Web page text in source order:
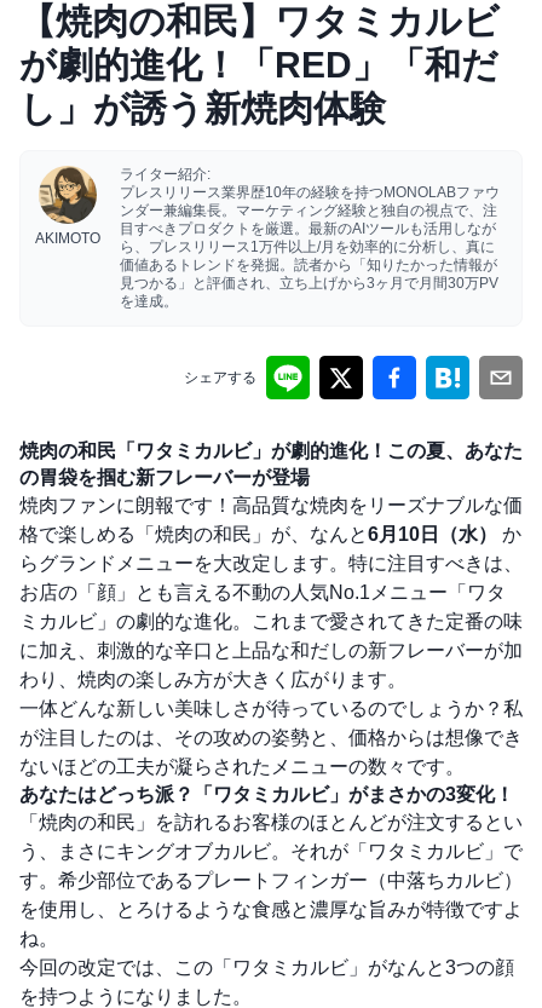
【焼肉の和民】ワタミカルビ
が劇的進化！「RED」「和だ
し」が誘う新焼肉体験
AKIMOTO
ライター紹介:
プレスリリース業界歴10年の経験を持つMONOLABファウ
ンダー兼編集長。マーケティング経験と独自の視点で、注
目すべきプロダクトを厳選。最新のAIツールも活用しなが
ら、プレスリリース1万件以上/月を効率的に分析し、真に
価値あるトレンドを発掘。読者から「知りたかった情報が
見つかる」と評価され、立ち上げから3ヶ月で月間30万PV
を達成。
シェアする
焼肉の和民「ワタミカルビ」が劇的進化！この夏、あなた
の胃袋を掴む新フレーバーが登場
焼肉ファンに朗報です！高品質な焼肉をリーズナブルな価
格で楽しめる「焼肉の和民」が、なんと6月10日（水）
か
らグランドメニューを大改定します。特に注目すべきは、
お店の「顔」とも言える不動の人気No.1メニュー「ワタ
ミカルビ」の劇的な進化。これまで愛されてきた定番の味
に加え、刺激的な辛口と上品な和だしの新フレーバーが加
わり、焼肉の楽しみ方が大きく広がります。
一体どんな新しい美味しさが待っているのでしょうか？私
が注目したのは、その攻めの姿勢と、価格からは想像でき
ないほどの工夫が凝らされたメニューの数々です。
あなたはどっち派？「ワタミカルビ」がまさかの3変化！
「焼肉の和民」を訪れるお客様のほとんどが注文するとい
う、まさにキングオブカルビ。それが「ワタミカルビ」で
す。希少部位であるプレートフィンガー（中落ちカルビ）
を使用し、とろけるような食感と濃厚な旨みが特徴ですよ
ね。
今回の改定では、この「ワタミカルビ」がなんと3つの顔
を持つようになりました。